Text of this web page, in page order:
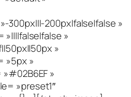
300px|||-200px|false|false »
»
»
»5px »
»
»preset1″